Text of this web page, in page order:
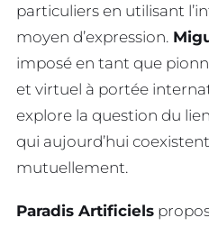
particuliers en utilisant
moyen d’expression.
imposé en tant que
et virtuel à portée
explore la question du
qui aujourd’hui
mutuellement.
Paradis Artificiels